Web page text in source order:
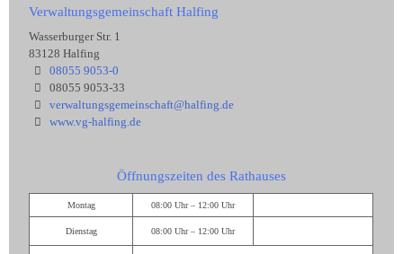
Verwaltungsgemeinschaft Halfing
Wasserburger Str. 1
83128 Halfing
08055 9053-0
08055 9053-33
verwaltungsgemeinschaft@halfing.de
www.vg-halfing.de
Öffnungszeiten des Rathauses
Montag 08:00 Uhr – 12:00 Uhr
Dienstag 08:00 Uhr – 12:00 Uhr